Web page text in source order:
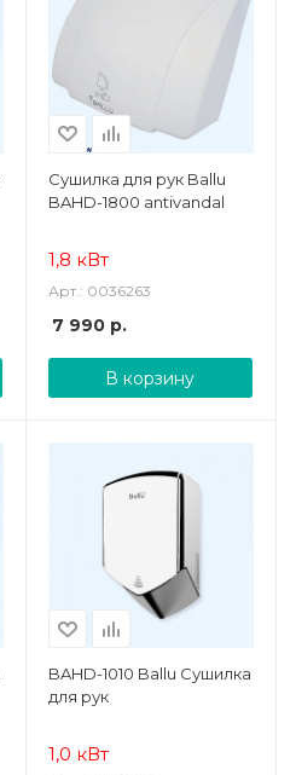
Сушилка для рук Ballu
BAHD-1800 antivandal
1,8 кВт
Арт.: 0036263
7 990р.
В корзину
BAHD-1010 Ballu Сушилка
для рук
1,0 кВт